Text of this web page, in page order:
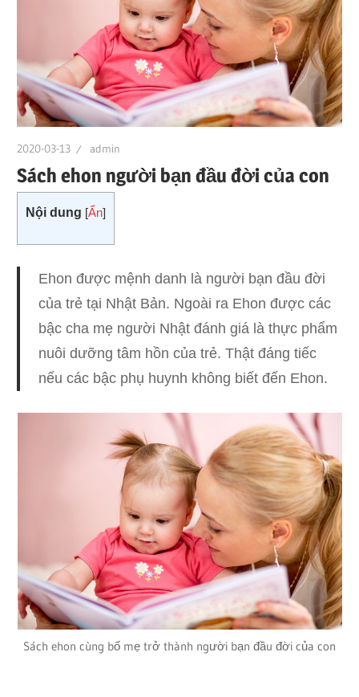
2020-03-13 admin
Sách ehon người bạn đầu đời của con
Nội dung [Ẩn]
Ehon được mệnh danh là người bạn đầu đời
của trẻ tại Nhật Bản. Ngoài ra Ehon được các
bậc cha mẹ người Nhật đánh giá là thực phẩm
nuôi dưỡng tâm hồn của trẻ. Thật đáng tiếc
nếu các bậc phụ huynh không biết đến Ehon.
Sách ehon cùng bố mẹ trở thành người bạn đầu đời của con